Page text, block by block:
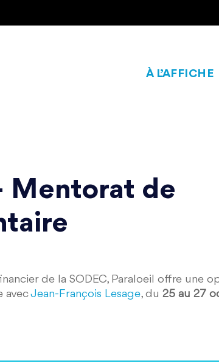
À L’AFFICHE
Mentorat de
de la SODEC, Paraloeil offre une
avecJean-François Lesage, du25 au 27